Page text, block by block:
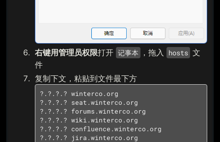
右键用管理员权限打开 记事本 ，拖入 hosts 文
件
复制下文，粘贴到文件最下方
?.?.?.? winterco.org
?.?.?.? seat.winterco.org
?.?.?.? forums.winterco.org
?.?.?.? wiki.winterco.org
?.?.?.? confluence.winterco.org
?.?.?.? jira.winterco.org